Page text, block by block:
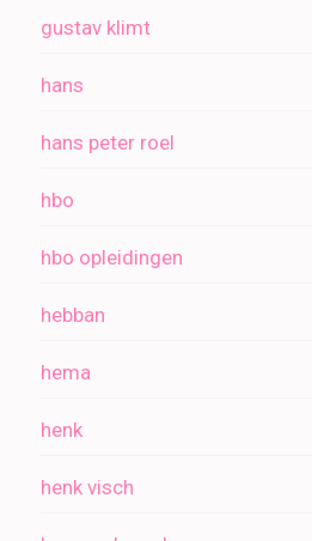
gustav klimt
hans
hans peter roel
hbo
hbo opleidingen
hebban
hema
henk
henk visch